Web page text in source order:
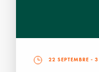
22 SEPTEMBRE - 3